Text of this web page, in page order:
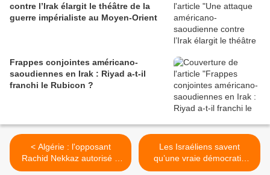
contre l’Irak élargit le théâtre de la
guerre impérialiste au Moyen-Orient
Frappes conjointes américano-
saoudiennes en Irak : Riyad a-t-il
franchi le Rubicon ?
< Algérie : l'opposant
Rachid Nekkaz autorisé à
se faire soigner à l'étranger
Les Israéliens savent
qu’une vraie démocratie
sonnerait le glas du